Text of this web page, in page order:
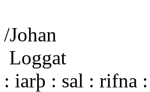
/Johan
Loggat
: iarþ : sal : rifna